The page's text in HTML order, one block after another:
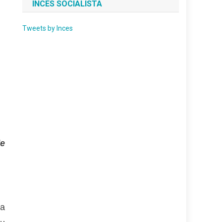
INCES SOCIALISTA
Tweets by Inces